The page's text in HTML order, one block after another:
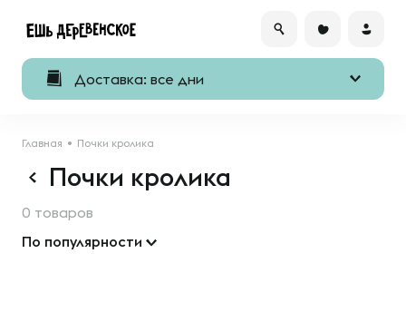
Доставка: все дни
Главная Почки кролика
Почки кролика
0 товаров
По популярности